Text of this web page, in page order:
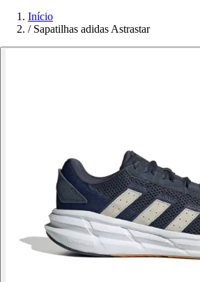
Início
/ Sapatilhas adidas Astrastar